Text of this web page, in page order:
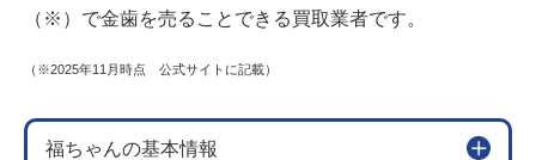
（※）で金歯を売ることできる買取業者です。
（※2025年11月時点 公式サイトに記載）
福ちゃんの基本情報